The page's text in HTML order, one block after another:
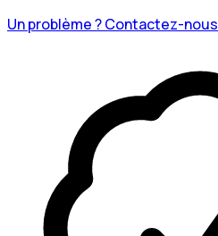
Un problème ? Contactez-nous